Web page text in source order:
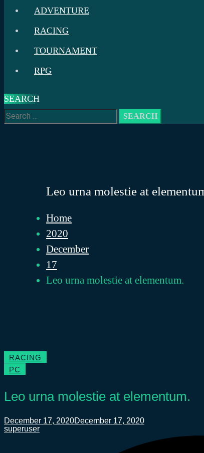
ADVENTURE
RACING
TOURNAMENT
RPG
SEARCH
Search
for:
Leo urna molestie at
Home
2020
December
17
Leo urna molestie at elementum.
RACING
PC
Leo urna molestie at elementum.
December 17, 2020December 17, 2020
superuser